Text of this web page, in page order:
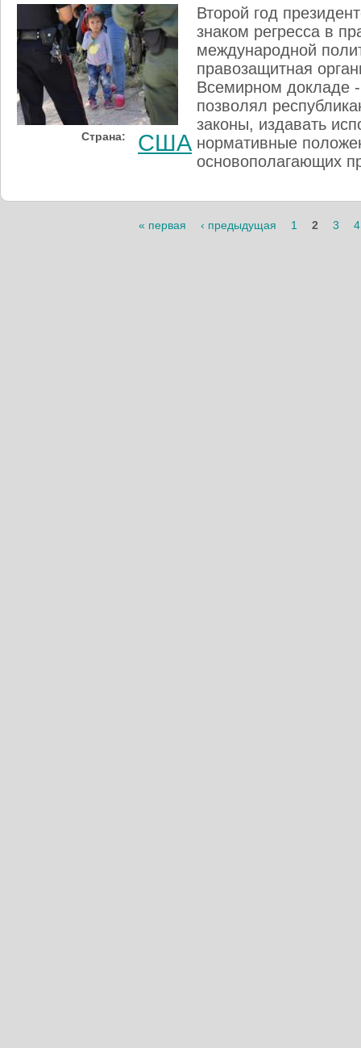
Второй год
знаком регресса в
международной
правозащитная
Всемирном докладе
позволял
законы, издавать
нормативные
основополагающих
Страна: США
« первая ‹ предыдущая 1 2 3 4